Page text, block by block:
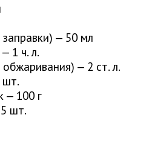
— 50 мл
1 ч. л.
— 2 ст. л.
шт.
— 100 г
шт.